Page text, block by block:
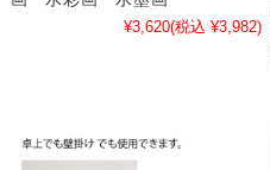
¥3,620(税込 ¥3,982)